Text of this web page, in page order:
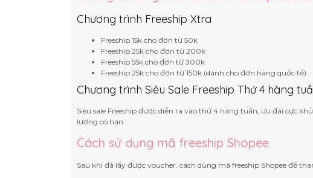
Chương trình Freeship Xtra
Freeship 15k cho đơn từ 50k
Freeship 25k cho đơn từ 200k
Freeship 55k cho đơn từ 300k
Freeship 25k cho đơn từ 150k (dành cho đơn hàng quốc tế)
Chương trình Siêu Sale Freeship Thứ 4 hàng
Siêu sale Freeship được diễn ra vào thứ 4 hàng tuần, ưu đãi cực
lượng có hạn.
Cách sử dụng mã freeship Shopee
Sau khi đã lấy được voucher, cách dùng mã freeship Shopee để